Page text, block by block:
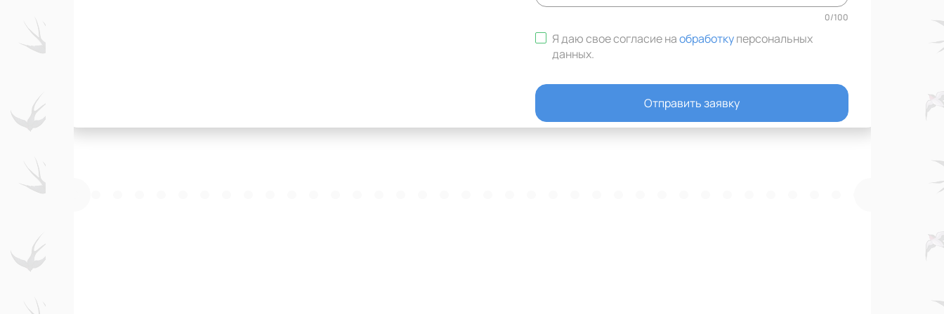
0/100
Я даю свое согласие наобработку персональных
данных.
Отправить заявку